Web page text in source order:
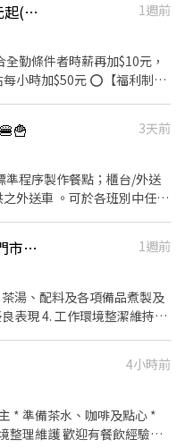
～15:00 13:30～21:30 16:30
時段者請勿打擾！非此時段
護門市環境衛生、行政店務事
切有禮貌。 5. 共同達成團隊
【すき家 SUKIYA】★時薪206元起(含全勤)★桃園龜山店
1週前
勤條件者時薪再加$10元，
$50元 ⭕【福利制
服務顧客、收銀結帳、環境
ＯＰ專業流程 ★無經驗可
持使用安全及高品質的食
國民美食-牛丼/咖哩，並以
單獨一人、與家人一起、朋
3天前
班別中任選
勞、健、
：兼職
折扣；組長當日任職每四小
於面試時告知
【時薪最高230】有飲林口長庚門市早午班/時薪196-230
1週前
湯、配料及各項備品煮製及
表現 4. 工作環境整潔維持及
4小時前
整理維護 歡迎有餐飲經驗，